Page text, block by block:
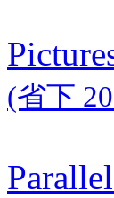
(省下